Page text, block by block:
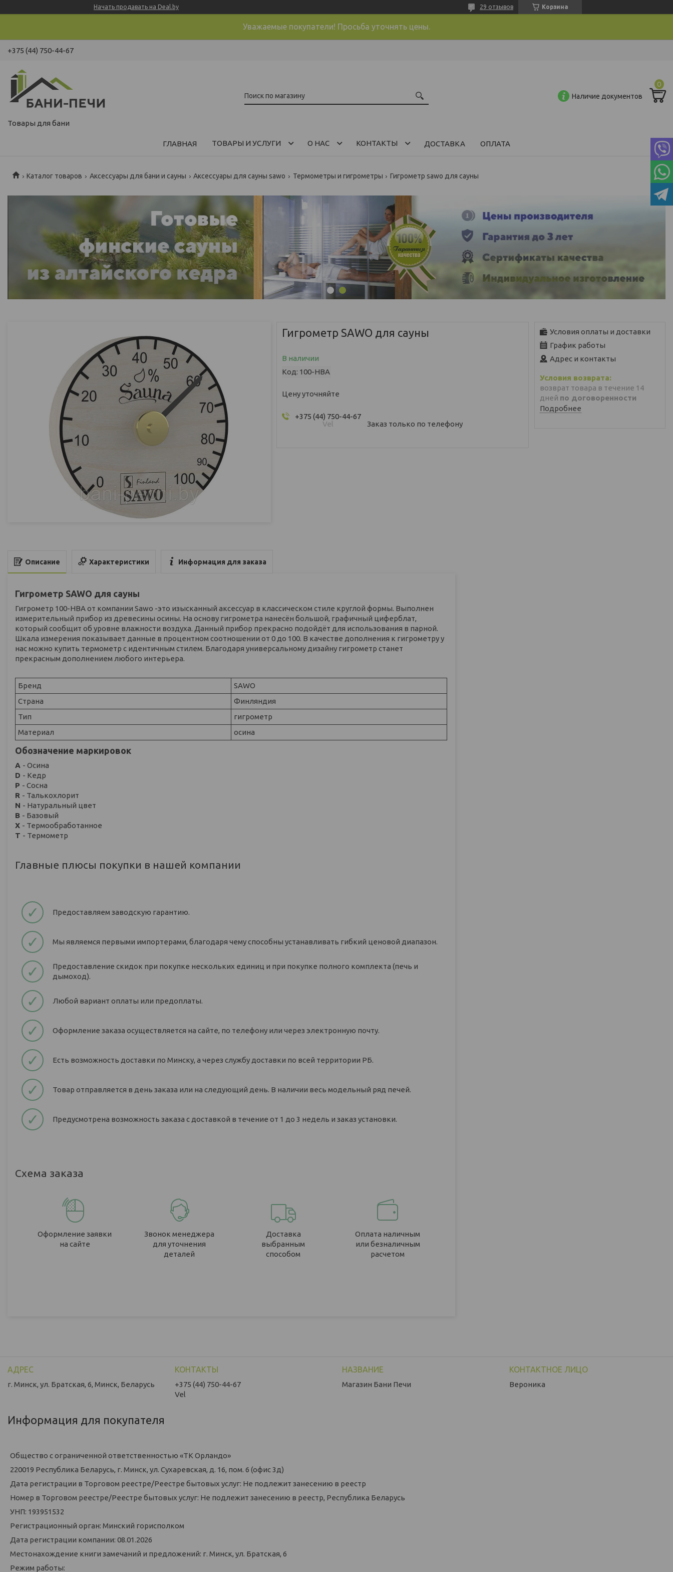
Начать продавать на Deal.by Корзина
29 отзывов
Уважаемые покупатели! Просьба уточнять цены.
+375 (44) 750-44-67
Товары для бани
Наличие документов
ГЛАВНАЯ ТОВАРЫ И УСЛУГИ О НАС КОНТАКТЫ ДОСТАВКА ОПЛАТА
Каталог товаров Аксессуары для бани и сауны Аксессуары для сауны sawo Термометры и гигрометры Гигрометр sawo для сауны
Гигрометр SAWO для сауны
В наличии
Код: 100-HBA
Цену уточняйте
+375 (44) 750-44-67
Vel
Заказ только по телефону
Условия оплаты и доставки
График работы
Адрес и контакты
возврат товара в течение 14
дней по договоренности
Подробнее
Описание Характеристики Информация для заказа
Гигрометр SAWO для сауны
Гигрометр 100-HBA от компании Sawo -это изысканный аксессуар в классическом стиле круглой формы. Выполнен
измерительный прибор из древесины осины. На основу гигрометра нанесён большой, графичный циферблат,
который сообщит об уровне влажности воздуха. Данный прибор прекрасно подойдёт для использования в парной.
Шкала измерения показывает данные в процентном соотношении от 0 до 100. В качестве дополнения к гигрометру у
нас можно купить термометр с идентичным стилем. Благодаря универсальному дизайну гигрометр станет
прекрасным дополнением любого интерьера.
Бренд
SAWO
Страна
Финляндия
Тип
гигрометр
Материал
осина
Обозначение маркировок
A - Осина
D - Кедр
P - Сосна
R - Талькохлорит
N - Натуральный цвет
B - Базовый
X - Термообработанное
Т - Термометр
Главные плюсы покупки в нашей компании
✓ Предоставляем заводскую гарантию.
✓ Мы являемся первыми импортерами, благодаря чему способны устанавливать гибкий ценовой диапазон.
✓
Предоставление скидок при покупке нескольких единиц и при покупке полного комплекта (печь и
дымоход).
✓ Любой вариант оплаты или предоплаты.
✓ Оформление заказа осуществляется на сайте, по телефону или через электронную почту.
✓ Есть возможность доставки по Минску, а через службу доставки по всей территории РБ.
✓ Товар отправляется в день заказа или на следующий день. В наличии весь модельный ряд печей.
✓ Предусмотрена возможность заказа с доставкой в течение от 1 до 3 недель и заказ установки.
Схема заказа
Оформление заявки
на сайте
Звонок менеджера
для уточнения
деталей
Доставка
выбранным
способом
Оплата наличным
или безналичным
расчетом
г. Минск, ул. Братская, 6, Минск, Беларусь
+375 (44) 750-44-67
Vel
Магазин Бани Печи Вероника
Информация для покупателя
Общество с ограниченной ответственностью «ТК Орландо»
220019 Республика Беларусь, г. Минск, ул. Сухаревская, д. 16, пом. 6 (офис 3д)
Дата регистрации в Торговом реестре/Реестре бытовых услуг: Не подлежит занесению в реестр
Номер в Торговом реестре/Реестре бытовых услуг: Не подлежит занесению в реестр, Республика Беларусь
УНП: 193951532
Регистрационный орган: Минский горисполком
Дата регистрации компании: 08.01.2026
Местонахождение книги замечаний и предложений: г. Минск, ул. Братская, 6
Режим работы: